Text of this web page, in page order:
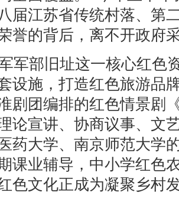
届江苏省传统村落、第
誉的背后，离不开政府
军部旧址这一核心红色
设施，打造红色旅游品
剧团编排的红色情景剧
论宣讲、协商议事、文
药大学、南京师范大学
课业辅导，中小学红色
色文化正成为凝聚乡村